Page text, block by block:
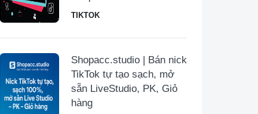
TIKTOK
Shopacc.studio | Bán nick
TikTok tự tạo sạch, mở
sẵn LiveStudio, PK, Giỏ
hàng